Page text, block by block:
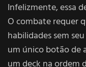
Infelizmente, essa
O combate requer
habilidades sem
um único botão de